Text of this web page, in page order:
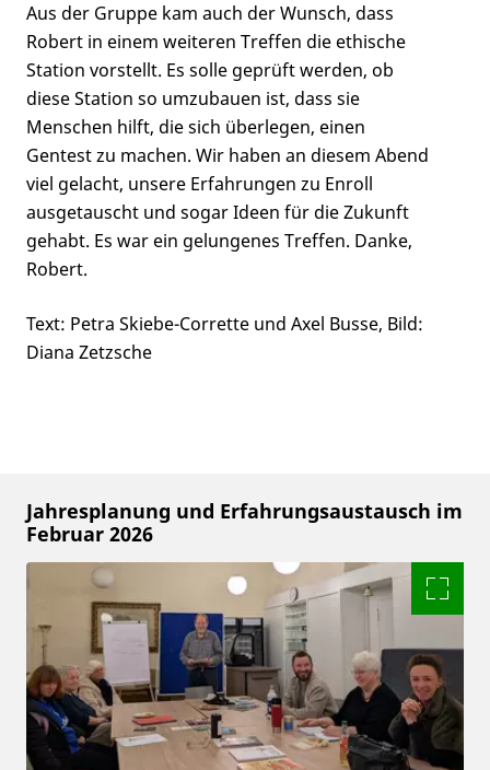
Aus der Gruppe kam auch der Wunsch, dass
Robert in einem weiteren Treffen die ethische
Station vorstellt. Es solle geprüft werden, ob
diese Station so umzubauen ist, dass sie
Menschen hilft, die sich überlegen, einen
Gentest zu machen. Wir haben an diesem Abend
viel gelacht, unsere Erfahrungen zu Enroll
ausgetauscht und sogar Ideen für die Zukunft
gehabt. Es war ein gelungenes Treffen. Danke,
Robert.
Text: Petra Skiebe-Corrette und Axel Busse, Bild:
Diana Zetzsche
Jahresplanung und Erfahrungsaustausch im
Februar 2026